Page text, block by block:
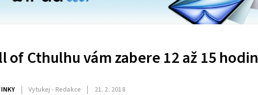
of Cthulhu vám zabere 12 až 15 hodin
Vytukej - Redakce 21. 2. 2018